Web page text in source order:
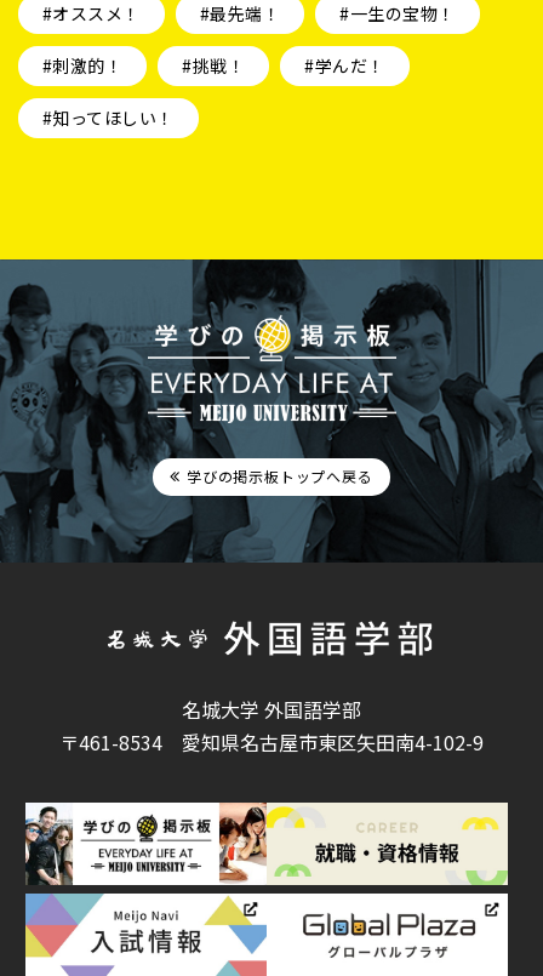
#オススメ！ #最先端！ #一生の宝物！
#刺激的！ #挑戦！ #学んだ！
#知ってほしい！
学びの掲示板トップへ戻る
名城大学 外国語学部
〒461-8534 愛知県名古屋市東区矢田南4-102-9